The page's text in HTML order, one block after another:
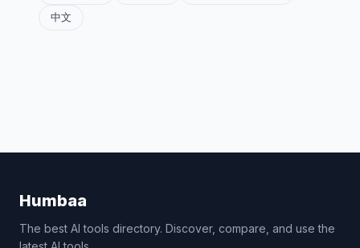
中文
Humbaa
The best AI tools directory. Discover, compare, and use the